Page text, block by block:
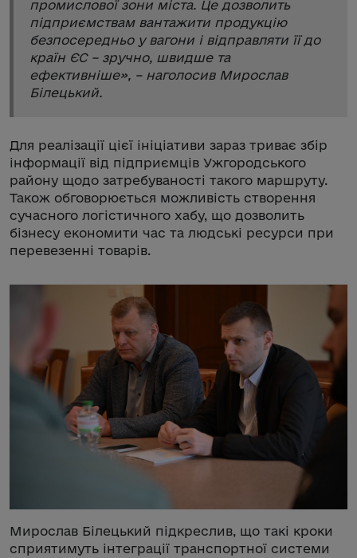
промислової зони міста. Це дозволить
підприємствам вантажити продукцію
безпосередньо у вагони і відправляти її до
країн ЄС – зручно, швидше та
ефективніше», – наголосив Мирослав
Білецький.
Для реалізації цієї ініціативи зараз триває збір
інформації від підприємців Ужгородського
району щодо затребуваності такого маршруту.
Також обговорюється можливість створення
сучасного логістичного хабу, що дозволить
бізнесу економити час та людські ресурси при
перевезенні товарів.
Мирослав Білецький підкреслив, що такі кроки
сприятимуть інтеграції транспортної системи